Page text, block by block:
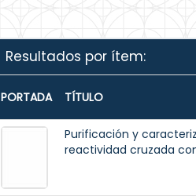
Resultados por ítem:
PORTADA TÍTULO
Purificación y
reactividad cruzada